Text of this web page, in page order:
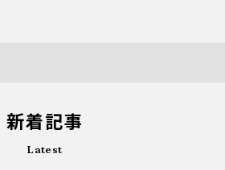
新着記事
Latest